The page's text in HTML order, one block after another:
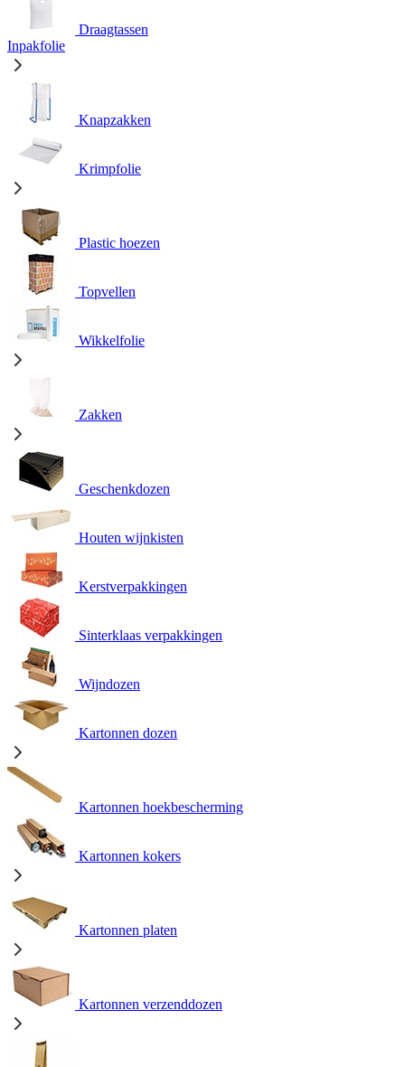
Draagtassen
Inpakfolie
Knapzakken
Krimpfolie
Plastic hoezen
Topvellen
Wikkelfolie
Zakken
Geschenkdozen
Houten wijnkisten
Kerstverpakkingen
Sinterklaas verpakkingen
Wijndozen
Kartonnen dozen
Kartonnen hoekbescherming
Kartonnen kokers
Kartonnen platen
Kartonnen verzenddozen